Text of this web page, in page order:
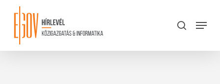
content
search
Menu
Close